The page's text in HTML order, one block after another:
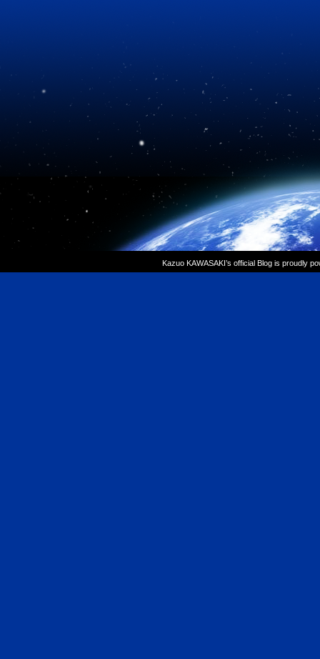
Kazuo KAWASAKI’s official Blog is proudly